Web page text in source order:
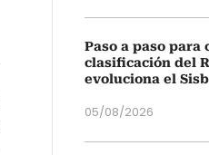
Paso a paso para
clasificación del
evoluciona el
05/08/2026